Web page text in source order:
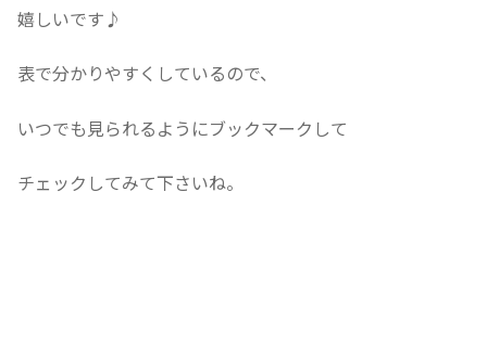
嬉しいです♪
表で分かりやすくしているので、
いつでも見られるようにブックマークして
チェックしてみて下さいね。